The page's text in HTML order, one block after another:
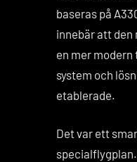
baseras på
innebär att den
en mer
system och
etablerade.
Det var ett